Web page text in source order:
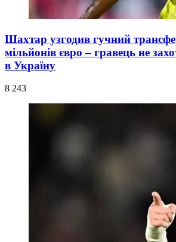
Шахтар узгодив гучний
мільйонів євро – гравець не
в Україну
8 243